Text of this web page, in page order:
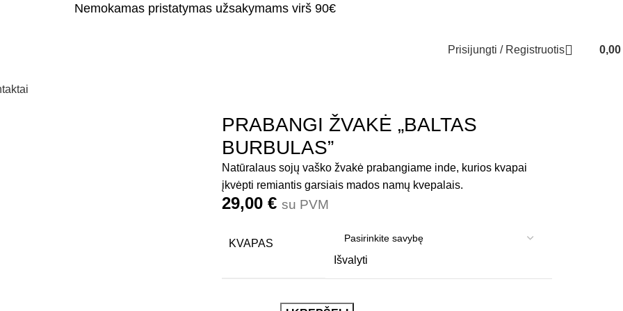
Nemokamas pristatymas užsakymams virš 90€
Prisijungti / Registruotis 0,00
PRABANGI ŽVAKĖ „BALTAS
BURBULAS”
Natūralaus sojų vaško žvakė prabangiame inde, kurios kvapai
įkvėpti remiantis garsiais mados namų kvepalais.
29,00 € su PVM
KVAPAS
Išvalyti